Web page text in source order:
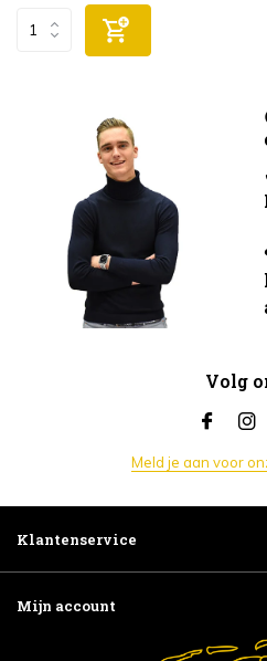
Volg
Meld je aan voor
Klantenservice
Mijn account